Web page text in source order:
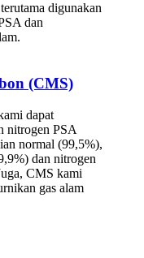
digunakan
dan
(CMS)
dapat
nitrogen PSA
normal (99,5%),
dan nitrogen
CMS kami
gas alam